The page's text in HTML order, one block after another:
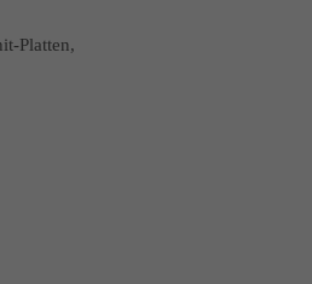
Platten,